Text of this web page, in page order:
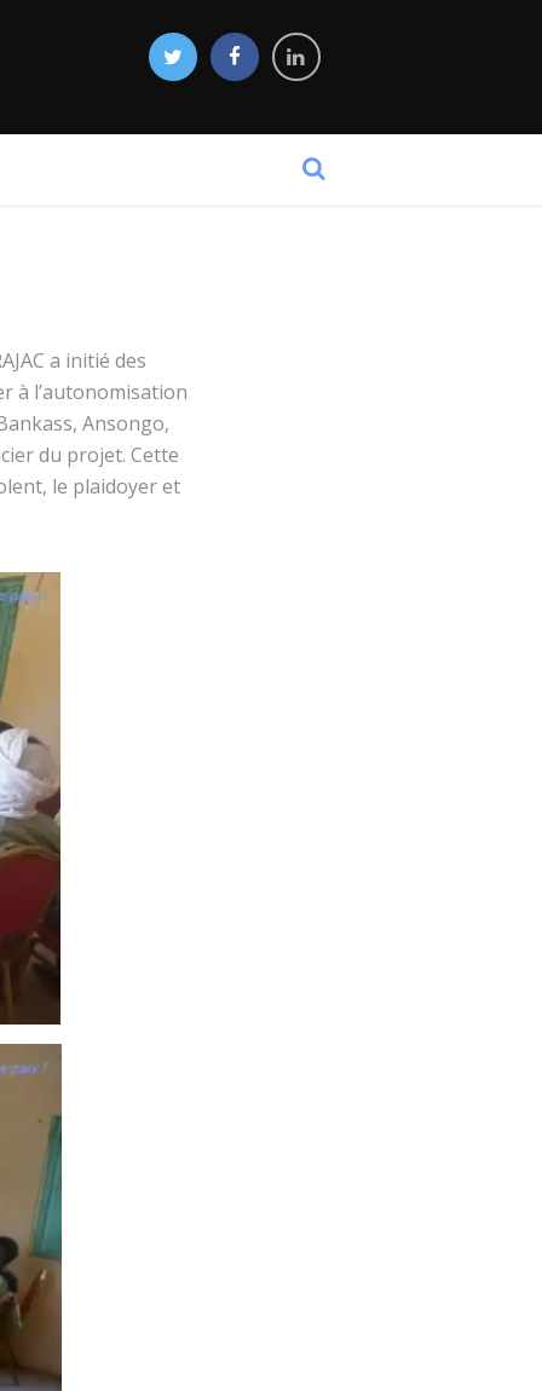
a initié des
à l’autonomisation
Ansongo,
du projet. Cette
le plaidoyer et